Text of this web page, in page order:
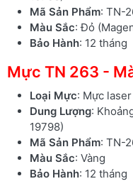
Mã Sản Phẩm: TN-
Màu Sắc: Đỏ
Bảo Hành: 12 tháng
Mực TN 263 -
Loại Mực: Mực
Dung Lượng:
19798)
Mã Sản Phẩm: TN-
Màu Sắc: Vàng
Bảo Hành: 12 tháng